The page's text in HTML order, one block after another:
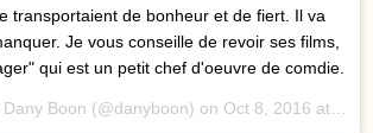
transportaient de bonheur et de fiert. Il va
Je vous conseille de revoir ses films,
qui est un petit chef d'oeuvre de comdie.
Boon (@danyboon) on Oct 8, 2016 at 11:36pm PDT